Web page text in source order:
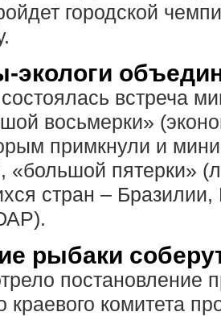
городской
экологи
встреча
восьмерки»
примкнули и
«большой пятерки»
стран –
рыбаки
постановление
краевого комитета